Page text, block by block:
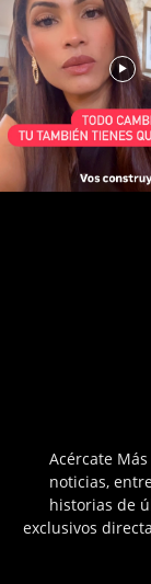
Acércate
noticias,
historias de
exclusivos